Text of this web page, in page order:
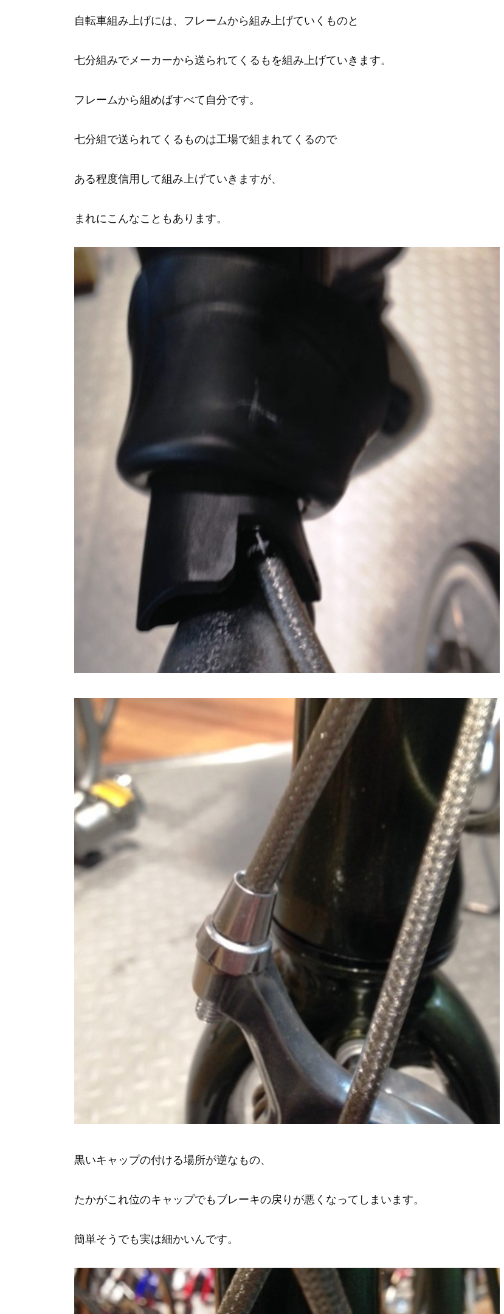
自転車組み上げには、フレームから組み上げていくものと
七分組みでメーカーから送られてくるもを組み上げていきます。
フレームから組めばすべて自分です。
七分組で送られてくるものは工場で組まれてくるので
ある程度信用して組み上げていきますが、
まれにこんなこともあります。
黒いキャップの付ける場所が逆なもの、
たかがこれ位のキャップでもブレーキの戻りが悪くなってしまいます。
簡単そうでも実は細かいんです。